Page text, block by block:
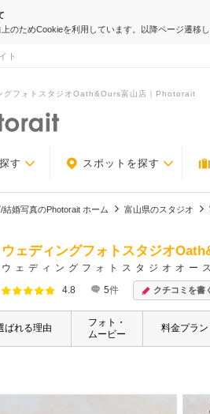
のためCookieを利用しています。以降ページ遷移
ト
グフォトスタジオOath&Ours富山店｜Photorait
す スポットを探す
婚写真のPhotorait ホーム 富山県のスタジオ
ウェディングフォトスタジオ
ウェディングフォトスタジオオー
4.8
5件 クチコミを書
ばれる理由
フォト・
ムービー
料金プラン